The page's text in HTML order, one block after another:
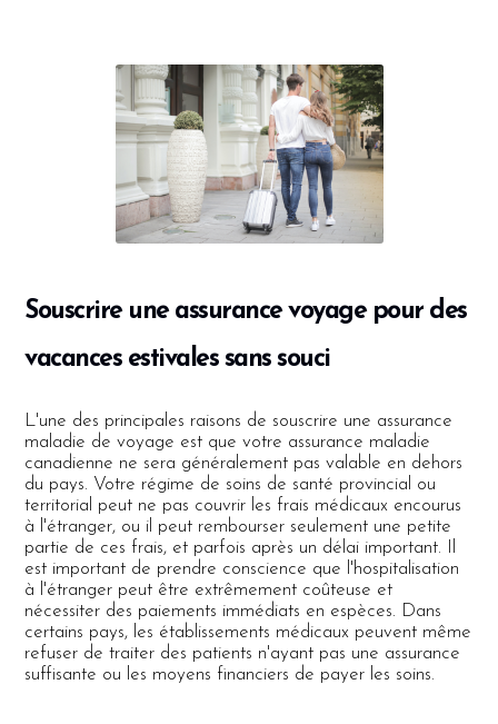
Souscrire une assurance voyage pour des
vacances estivales sans souci
L'une des principales raisons de souscrire une assurance
maladie de voyage est que votre assurance maladie
canadienne ne sera généralement pas valable en dehors
du pays. Votre régime de soins de santé provincial ou
territorial peut ne pas couvrir les frais médicaux encourus
à l'étranger, ou il peut rembourser seulement une petite
partie de ces frais, et parfois après un délai important. Il
est important de prendre conscience que l'hospitalisation
à l'étranger peut être extrêmement coûteuse et
nécessiter des paiements immédiats en espèces. Dans
certains pays, les établissements médicaux peuvent même
refuser de traiter des patients n'ayant pas une assurance
suffisante ou les moyens financiers de payer les soins.